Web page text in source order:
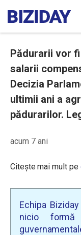
Pădurarii vor
salarii
Decizia
ultimii ani a
pădurarilor.
acum 7 ani
Citește mai mult pe
Echipa
nicio